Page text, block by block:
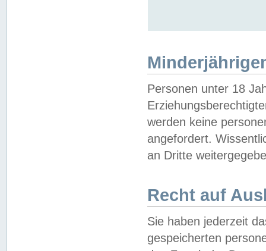
Personen unter 18
werden keine
angefordert.
an Dritte
Recht auf
Sie haben jederzeit
gespeicherten